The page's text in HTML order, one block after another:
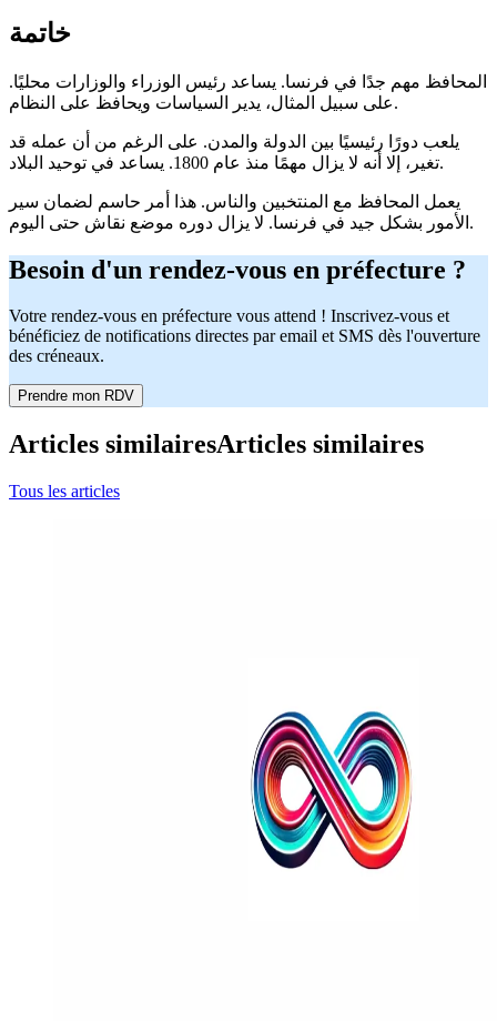
خاتمة
المحافظ مهم جدًا في فرنسا. يساعد رئيس الوزراء والوزارات محليًا.
على سبيل المثال، يدير السياسات ويحافظ على النظام.
يلعب دورًا رئيسيًا بين الدولة والمدن. على الرغم من أن عمله قد
تغير، إلا أنه لا يزال مهمًا منذ عام 1800. يساعد في توحيد البلاد.
يعمل المحافظ مع المنتخبين والناس. هذا أمر حاسم لضمان سير
الأمور بشكل جيد في فرنسا. لا يزال دوره موضع نقاش حتى اليوم.
Besoin d'un rendez-vous en préfecture ?
Votre rendez-vous en préfecture vous attend ! Inscrivez-vous et
bénéficiez de notifications directes par email et SMS dès l'ouverture
des créneaux.
Prendre mon RDV
Articles similairesArticles similaires
Tous les articles